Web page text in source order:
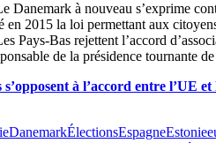
Danemark à nouveau s’exprime
en 2015 la loi permettant aux
Pays-Bas rejettent l’accord
de la présidence tournante
à l’accord entre l’UE
DanemarkÉlectionsEspagneEstonie